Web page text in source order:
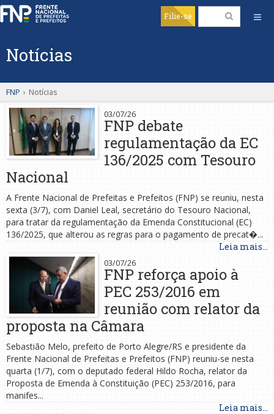
Filie-se
Notícias
FNP › Notícias
03/07/26
FNP debate
regulamentação da EC
136/2025 com Tesouro
Nacional
A Frente Nacional de Prefeitas e Prefeitos (FNP) se reuniu, nesta
sexta (3/7), com Daniel Leal, secretário do Tesouro Nacional,
para tratar da regulamentação da Emenda Constitucional (EC)
136/2025, que alterou as regras para o pagamento de precat�...
Leia mais...
03/07/26
FNP reforça apoio à
PEC 253/2016 em
reunião com relator da
proposta na Câmara
Sebastião Melo, prefeito de Porto Alegre/RS e presidente da
Frente Nacional de Prefeitas e Prefeitos (FNP) reuniu-se nesta
quarta (1/7), com o deputado federal Hildo Rocha, relator da
Proposta de Emenda à Constituição (PEC) 253/2016, para
manifes...
Leia mais...